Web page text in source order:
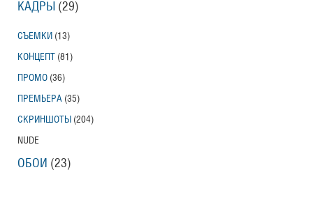
КАДРЫ (29)
СЪЕМКИ (13)
КОНЦЕПТ (81)
ПРОМО (36)
ПРЕМЬЕРА (35)
СКРИНШОТЫ (204)
NUDE
ОБОИ (23)